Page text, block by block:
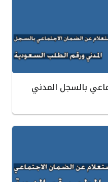
بالسجل المدني